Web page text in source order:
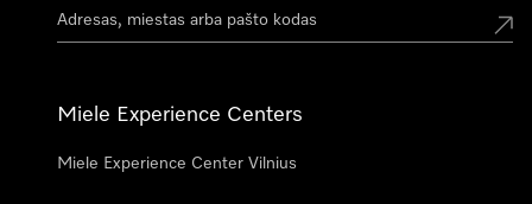
Miele Experience Centers
Miele Experience Center Vilnius